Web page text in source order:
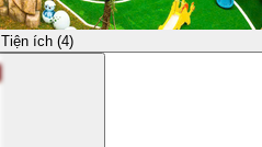
Tiện ích (4)